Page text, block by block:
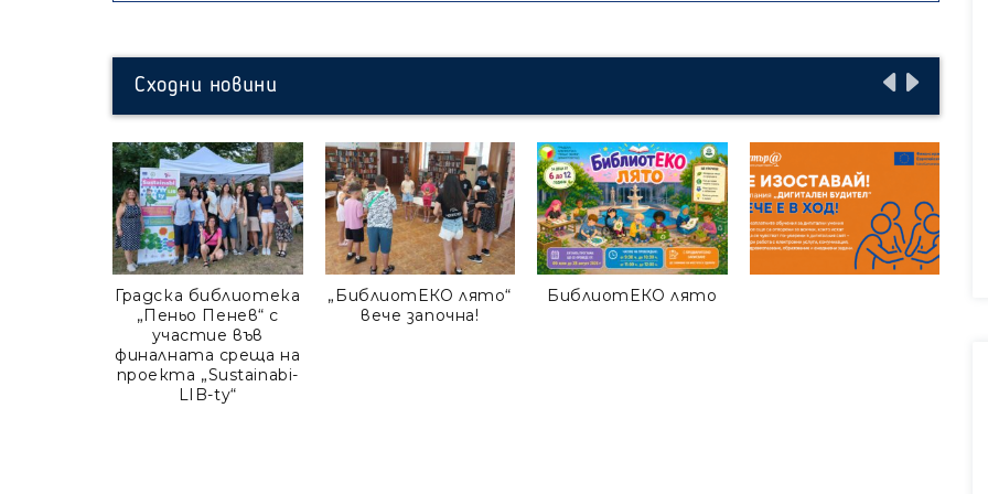
Сходни новини
Градска библиотека
„Пеньо Пенев“ с
участие във
финалната среща на
проекта „Sustainabi-
LIB-ty“
„БиблиотЕКО лято“
вече започна!
БиблиотЕКО лято